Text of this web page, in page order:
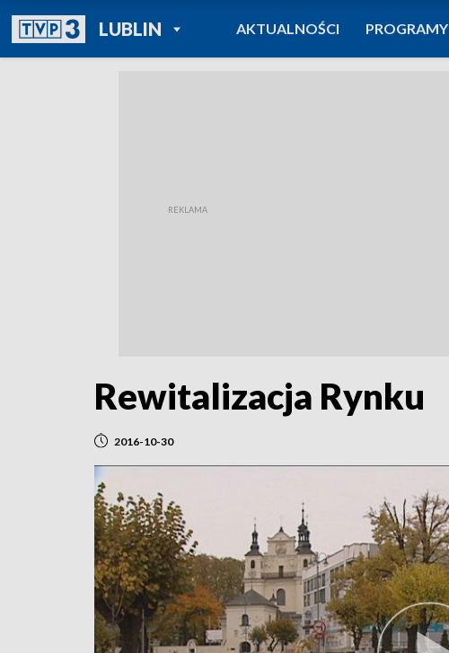
LUBLINPOWRÓT DO
TVP REGIONY
AKTUALNOŚCI PROGRAMY
Rewitalizacja Rynku
2016-10-30